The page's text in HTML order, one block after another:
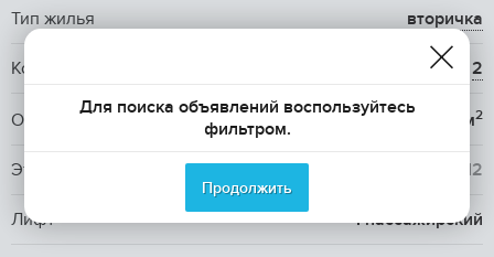
Тип жилья вторичка
Количество комнат 2
Общая площадь 57.6 м2
Этаж / Этажность / 12
Лифт 1 пассажирский
Для поиска объявлений воспользуйтесь
фильтром.
Продолжить